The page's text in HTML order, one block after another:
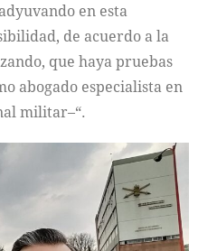
en esta
de acuerdo a la
que haya pruebas
abogado especialista en
militar–“.